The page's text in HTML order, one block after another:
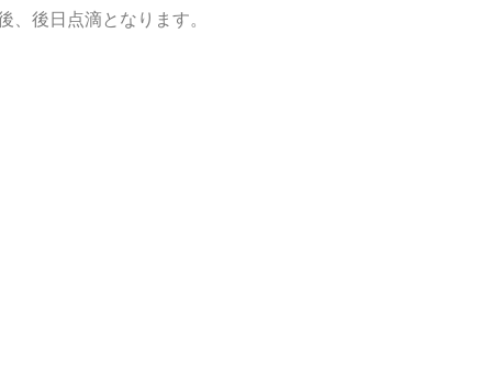
後日点滴となります。